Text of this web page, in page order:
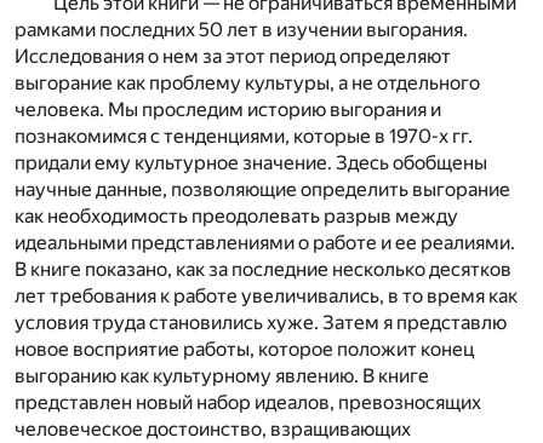
рамками последних 50 лет в изучении выгорания.
Исследования о нем за этот период определяют
выгорание как проблему культуры, а не отдельного
человека. Мы проследим историю выгорания и
познакомимся с тенденциями, которые в 1970-х гг.
придали ему культурное значение. Здесь обобщены
научные данные, позволяющие определить выгорание
как необходимость преодолевать разрыв между
идеальными представлениями о работе и ее реалиями.
В книге показано, как за последние несколько десятков
лет требования к работе увеличивались, в то время как
условия труда становились хуже. Затем я представлю
новое восприятие работы, которое положит конец
выгоранию как культурному явлению. В книге
представлен новый набор идеалов, превозносящих
человеческое достоинство, взращивающих